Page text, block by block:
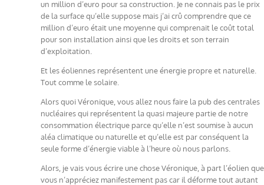
un million d’euro pour sa construction. Je ne connais pas le prix
de la surface qu’elle suppose mais j’ai crû comprendre que ce
million d’euro était une moyenne qui comprenait le coût total
pour son installation ainsi que les droits et son terrain
d’exploitation.
Et les éoliennes représentent une énergie propre et naturelle.
Tout comme le solaire.
Alors quoi Véronique, vous allez nous faire la pub des centrales
nucléaires qui représentent la quasi majeure partie de notre
consommation électrique parce qu’elle n’est soumise à aucun
aléa climatique ou naturelle et qu’elle est par conséquent la
seule forme d’énergie viable à l’heure où nous parlons.
Alors, je vais vous écrire une chose Véronique, à part l’éolien que
vous n’appréciez manifestement pas car il déforme tout autant